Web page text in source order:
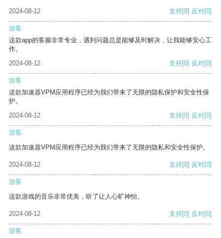
2024-08-12 支持[0] 反对[0]
游客
这款app的客服非常专业，遇到问题总是能够及时解决，让我能够安心工
作。
2024-08-12
支持[0] 反对[0]
游客
这款加速器VPM应用程序已经为我们带来了无限的隐私保护和安全性保
护。
2024-08-12
支持[0] 反对[0]
游客
这款加速器VPM应用程序已经为我们带来了无限的隐私和安全性保护。
2024-08-12 支持[0] 反对[0]
游客
这款游戏的音乐非常优美，听了让人心旷神怡。
2024-08-12 支持[0] 反对[0]
游客